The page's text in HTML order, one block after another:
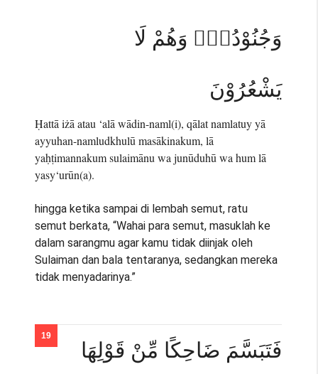
وَجُنُوْدُهٗۙ وَهُمْ لَا
يَشْعُرُوْنَ
Ḥattā iżā atau ‘alā wādin-naml(i), qālat namlatuy yā
ayyuhan-namludkhulū masākinakum, lā
yaḥṭimannakum sulaimānu wa junūduhū wa hum lā
yasy‘urūn(a).
hingga ketika sampai di lembah semut, ratu
semut berkata, “Wahai para semut, masuklah ke
dalam sarangmu agar kamu tidak diinjak oleh
Sulaiman dan bala tentaranya, sedangkan mereka
tidak menyadarinya.”
فَتَبَسَّمَ ضَاحِكًا مِّنْ قَوْلِهَا